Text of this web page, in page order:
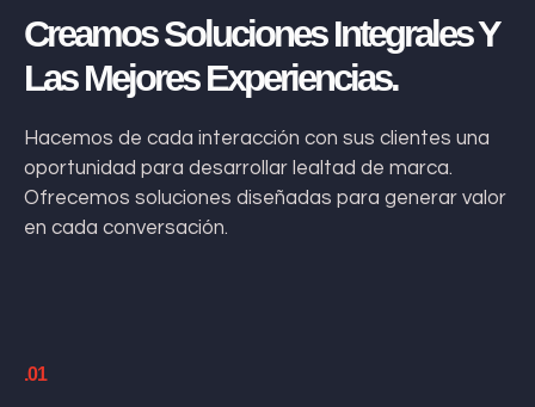
Creamos Soluciones Integrales Y
Las Mejores Experiencias.
Hacemos de cada interacción con sus clientes una
oportunidad para desarrollar lealtad de marca.
Ofrecemos soluciones diseñadas para generar valor
en cada conversación.
.01